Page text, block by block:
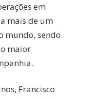
em
mais de um
mundo, sendo
maior
Francisco